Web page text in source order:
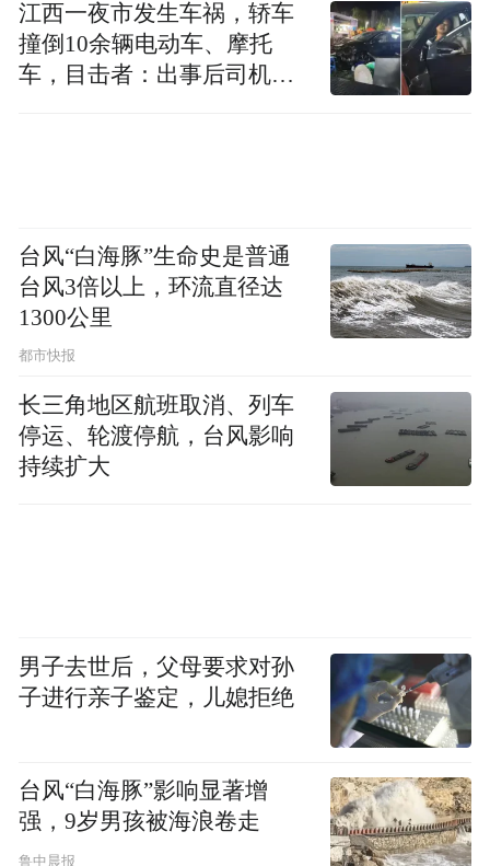
江西一夜市发生车祸，轿车
撞倒10余辆电动车、摩托
车，目击者：出事后司机一
台风“白海豚”生命史是普通
台风3倍以上，环流直径达
1300公里
都市快报
长三角地区航班取消、列车
停运、轮渡停航，台风影响
持续扩大
男子去世后，父母要求对孙
子进行亲子鉴定，儿媳拒绝
台风“白海豚”影响显著增
强，9岁男孩被海浪卷走
鲁中晨报